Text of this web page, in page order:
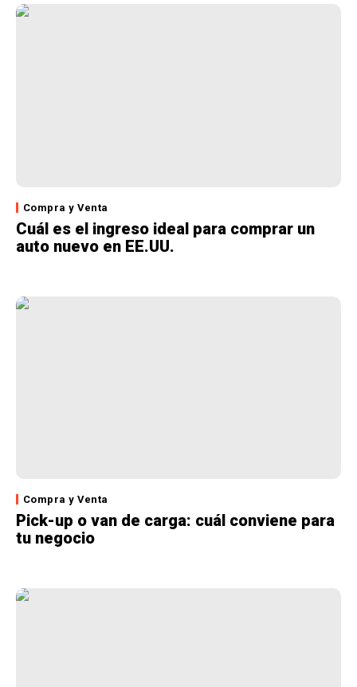
Compra y Venta
Cuál es el ingreso ideal para comprar un
auto nuevo en EE.UU.
Compra y Venta
Pick-up o van de carga: cuál conviene para
tu negocio